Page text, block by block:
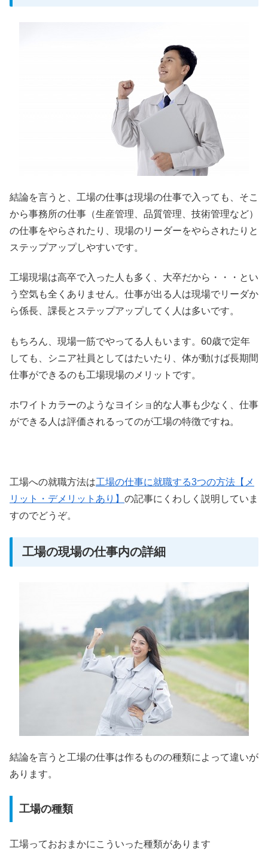
結論を言うと、工場の仕事は現場の仕事で入っても、そこ
から事務所の仕事（生産管理、品質管理、技術管理など）
の仕事をやらされたり、現場のリーダーをやらされたりと
ステップアップしやすいです。
工場現場は高卒で入った人も多く、大卒だから・・・とい
う空気も全くありません。仕事が出る人は現場でリーダか
ら係長、課長とステップアップしてく人は多いです。
もちろん、現場一筋でやってる人もいます。60歳で定年
しても、シニア社員としてはたいたり、体が動けば長期間
仕事ができるのも工場現場のメリットです。
ホワイトカラーのようなヨイショ的な人事も少なく、仕事
ができる人は評価されるってのが工場の特徴ですね。
工場への就職方法は工場の仕事に就職する3つの方法【メ
リット・デメリットあり】 の記事にくわしく説明していま
すのでどうぞ。
工場の現場の仕事内の詳細
結論を言うと工場の仕事は作るものの種類によって違いが
あります。
工場の種類
工場っておおまかにこういった種類があります